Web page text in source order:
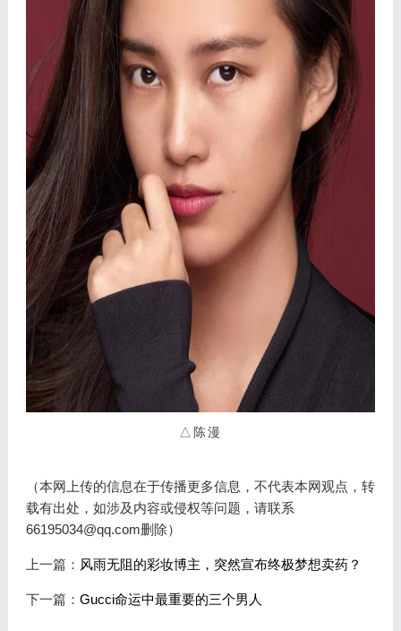
△陈漫
（本网上传的信息在于传播更多信息，不代表本网观点，转
载有出处，如涉及内容或侵权等问题，请联系
66195034@qq.com删除）
上一篇： 风雨无阻的彩妆博主，突然宣布终极梦想卖药？
下一篇： Gucci命运中最重要的三个男人